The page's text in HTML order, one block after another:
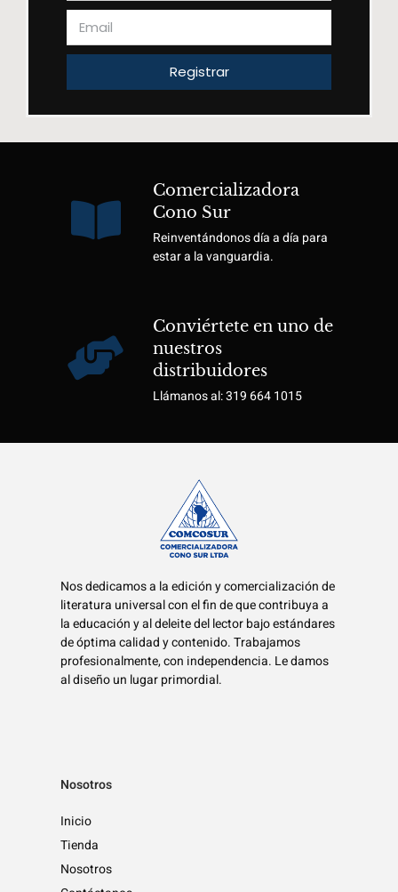
Registrar
Comercializadora
Cono Sur
Reinventándonos día a día para
estar a la vanguardia.
Conviértete en uno de
nuestros
distribuidores
Llámanos al: 319 664 1015
Nos dedicamos a la edición y comercialización de
literatura universal con el fin de que contribuya a
la educación y al deleite del lector bajo estándares
de óptima calidad y contenido. Trabajamos
profesionalmente, con independencia. Le damos
al diseño un lugar primordial.
Nosotros
Inicio
Tienda
Nosotros